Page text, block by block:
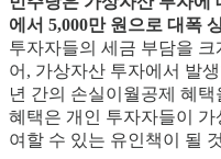
에서 5,000만 원으로 대폭
투자자들의 세금 부담을
어, 가상자산 투자에서 발
년 간의 손실이월공제 혜
혜택은 개인 투자자들이
여할 수 있는 유인책이 될